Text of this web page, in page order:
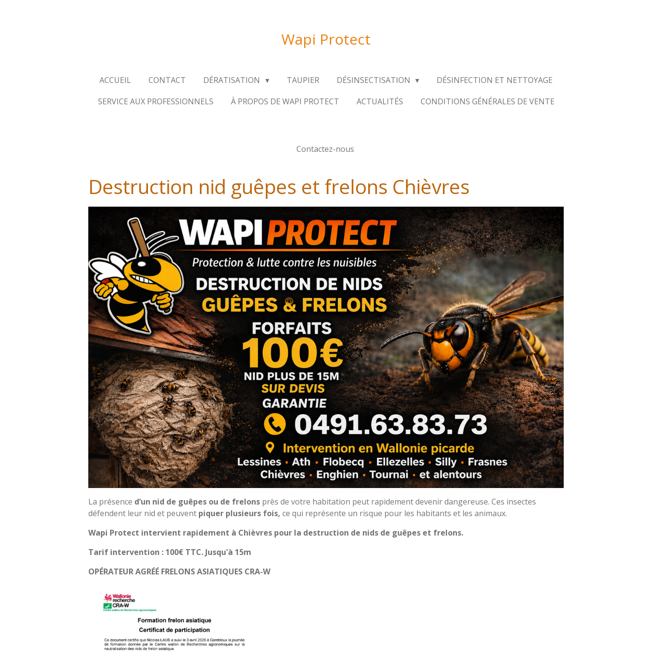
Wapi Protect
ACCUEIL CONTACT DÉRATISATION TAUPIER DÉSINSECTISATION
DÉSINFECTION ET NETTOYAGE
SERVICE AUX PROFESSIONNELS
À PROPOS DE WAPI PROTECT ACTUALITÉS CONDITIONS GÉNÉRALES DE VENTE
Contactez-nous
Destruction nid guêpes et frelons Chièvres
La présence d’un nid de guêpes ou de frelons près de votre habitation peut rapidement devenir dangereuse. Ces insectes
défendent leur nid et peuvent piquer plusieurs fois, ce qui représente un risque pour les habitants et les animaux.
Wapi Protect intervient rapidement à Chièvres pour la destruction de nids de guêpes et frelons.
Tarif intervention : 100€ TTC. Jusqu'à 15m
OPÉRATEUR AGRÉÉ FRELONS ASIATIQUES CRA-W